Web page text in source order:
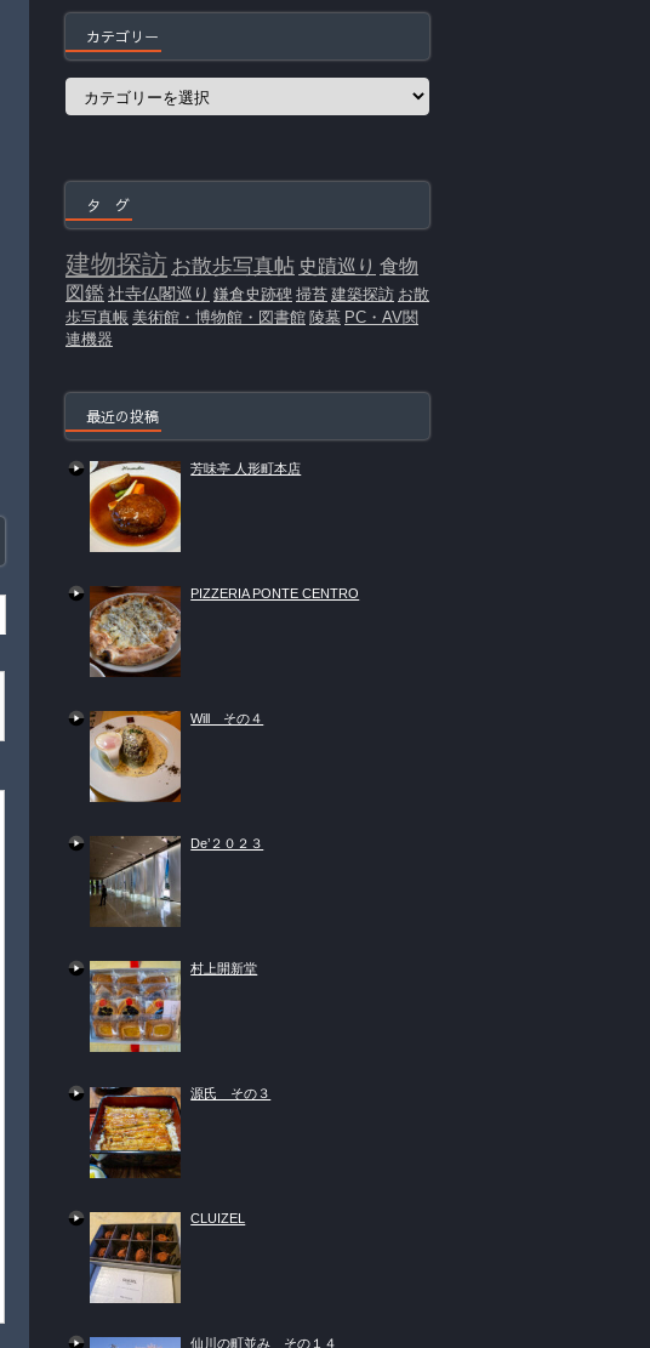
カテゴリー
カ
タ グ
建物探訪 お散歩写真帖 史蹟巡り 食物
図鑑社寺仏閣巡り 鎌倉史跡碑 掃苔 建築探訪 お散
歩写真帳 美術館・博物館・図書館 陵墓 PC・AV関
連機器
最近の投稿
芳味亭 人形町本店
PIZZERIA PONTE CENTRO
Will その４
De’２０２３
村上開新堂
源氏 その３
CLUIZEL
仙川の町並み その１４